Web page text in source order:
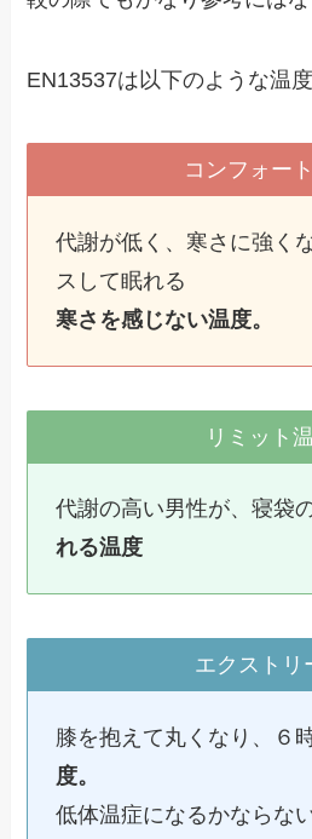
EN13537は以下のような温
コンフォー
代謝が低く、寒さに強く
スして眠れる
寒さを感じない温度。
リミット
代謝の高い男性が、寝袋
れる温度
エクストリ
膝を抱えて丸くなり、６
度。
低体温症になるかならな